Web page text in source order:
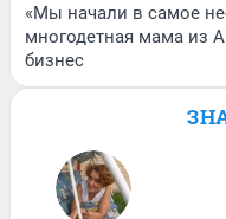
«Мы начали в самое
многодетная мама из
бизнес